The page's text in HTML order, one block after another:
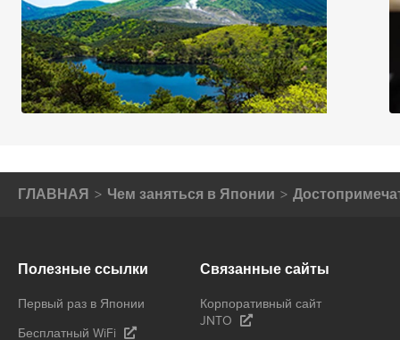
ГЛАВНАЯ Чем заняться в Японии
Полезные ссылки
Первый раз в Японии
Бесплатный WiFi
Связанные сайты
Корпоративный сайт
JNTO